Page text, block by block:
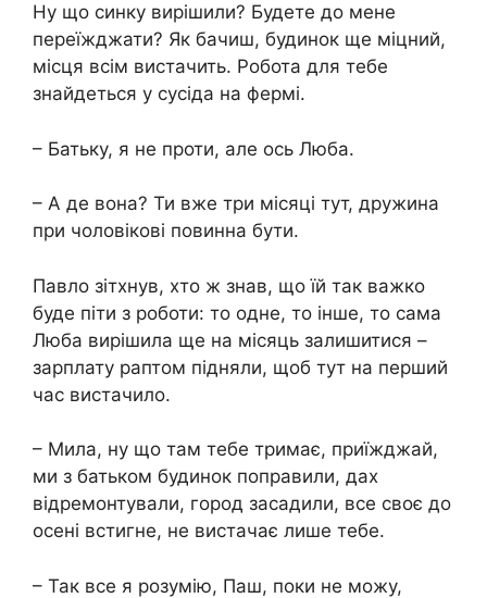
Ну що синку вирішили? Будете до мене
переїжджати? Як бачиш, будинок ще міцний,
місця всім вистачить. Робота для тебе
знайдеться у сусіда на фермі.
– Батьку, я не проти, але ось Люба.
– А де вона? Ти вже три місяці тут, дружина
при чоловікові повинна бути.
Павло зітхнув, хто ж знав, що їй так важко
буде піти з роботи: то одне, то інше, то сама
Люба вирішила ще на місяць залишитися –
зарплату раптом підняли, щоб тут на перший
час вистачило.
– Мила, ну що там тебе тримає, приїжджай,
ми з батьком будинок поправили, дах
відремонтували, город засадили, все своє до
осені встигне, не вистачає лише тебе.
– Так все я розумію, Паш, поки не можу,